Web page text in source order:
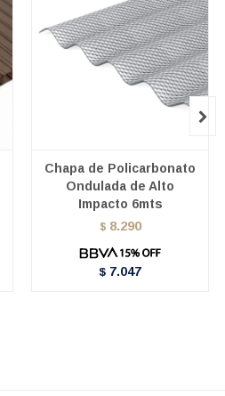
Chapa de Policarbonato
Ondulada de Alto
Impacto 6mts
$ 8.290
$ 7.047
